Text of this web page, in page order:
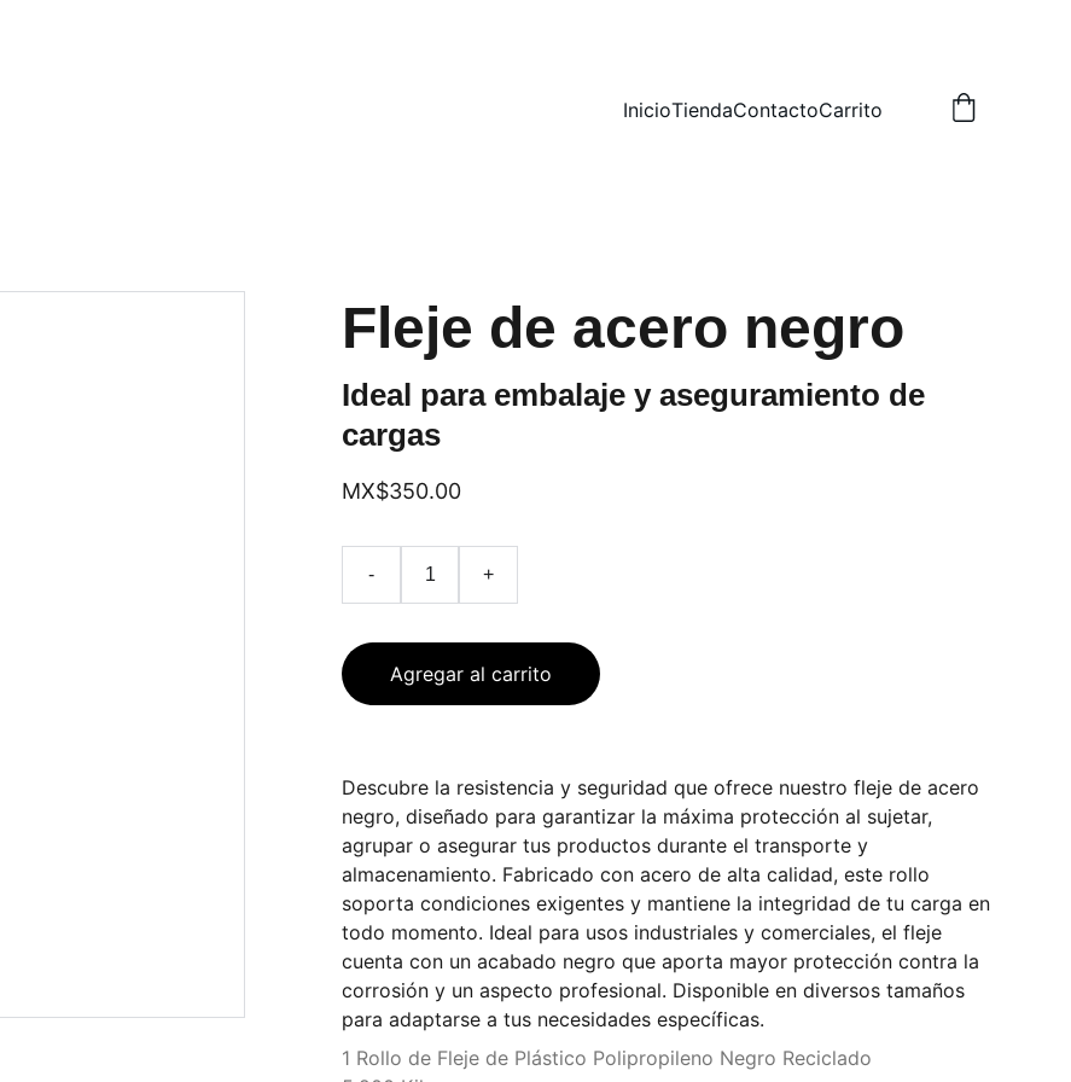
InicioTiendaContactoCarrito
Fleje de acero negro
Ideal para embalaje y aseguramiento de
cargas
MX$350.00
- +
Agregar al carrito
Descubre la resistencia y seguridad que ofrece nuestro fleje de acero
negro, diseñado para garantizar la máxima protección al sujetar,
agrupar o asegurar tus productos durante el transporte y
almacenamiento. Fabricado con acero de alta calidad, este rollo
soporta condiciones exigentes y mantiene la integridad de tu carga en
todo momento. Ideal para usos industriales y comerciales, el fleje
cuenta con un acabado negro que aporta mayor protección contra la
corrosión y un aspecto profesional. Disponible en diversos tamaños
para adaptarse a tus necesidades específicas.
1 Rollo de Fleje de Plástico Polipropileno Negro Reciclado